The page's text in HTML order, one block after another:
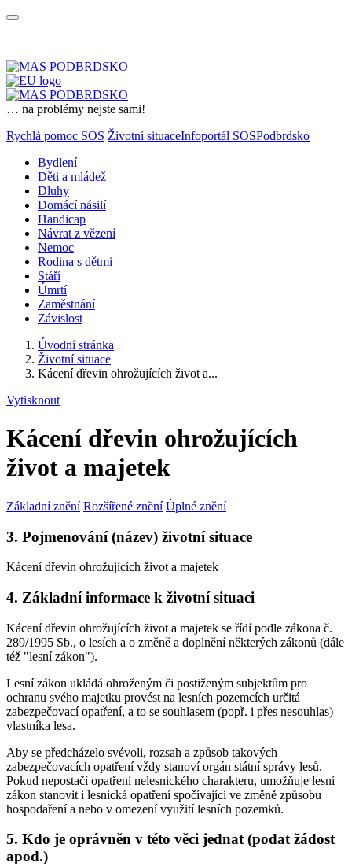
… na problémy nejste sami!
Rychlá pomoc SOS Životní situaceInfoportál SOSPodbrdsko
Bydlení
Děti a mládež
Dluhy
Domácí násilí
Handicap
Návrat z vězení
Nemoc
Rodina s dětmi
Stáří
Úmrtí
Zaměstnání
Závislost
Úvodní stránka
Životní situace
Kácení dřevin ohrožujících život a...
Vytisknout
Kácení dřevin ohrožujících
život a majetek
Základní znění Rozšířené znění Úplné znění
3. Pojmenování (název) životní situace
Kácení dřevin ohrožujících život a majetek
4. Základní informace k životní situaci
Kácení dřevin ohrožujících život a majetek se řídí podle zákona č.
289/1995 Sb., o lesích a o změně a doplnění některých zákonů (dále
též "lesní zákon").
Lesní zákon ukládá ohroženým či postiženým subjektům pro
ochranu svého majetku provést na lesních pozemcích určitá
zabezpečovací opatření, a to se souhlasem (popř. i přes nesouhlas)
vlastníka lesa.
Aby se předcházelo svévoli, rozsah a způsob takových
zabezpečovacích opatření vždy stanoví orgán státní správy lesů.
Pokud nepostačí opatření nelesnického charakteru, umožňuje lesní
zákon stanovit i lesnická opatření spočívající ve změně způsobu
hospodaření a nebo v omezení využití lesních pozemků.
5. Kdo je oprávněn v této věci jednat (podat žádost
apod.)